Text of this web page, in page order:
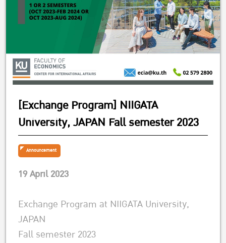
[Exchange Program] NIIGATA
University, JAPAN Fall semester 2023
Announcement
19 April 2023
Exchange Program at NIIGATA University,
JAPAN
Fall semester 2023